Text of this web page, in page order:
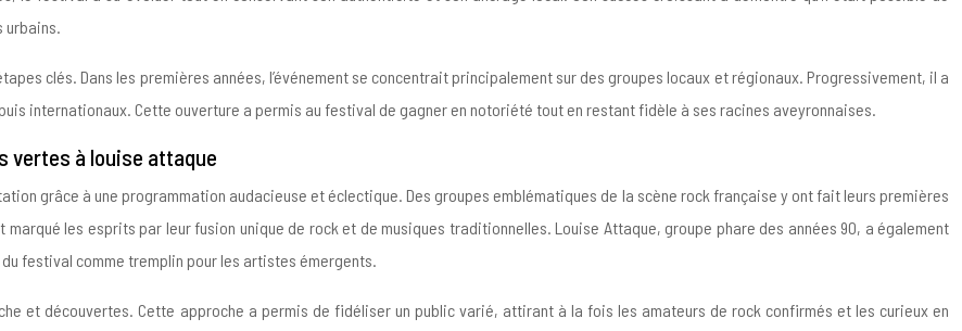
urbains.
clés. Dans les premières années, l’événement se concentrait principalement sur des groupes locaux et régionaux. Progressivement, il a
internationaux. Cette ouverture a permis au festival de gagner en notoriété tout en restant fidèle à ses racines aveyronnaises.
vertes à louise attaque
grâce à une programmation audacieuse et éclectique. Des groupes emblématiques de la scène rock française y ont fait leurs premières
les esprits par leur fusion unique de rock et de musiques traditionnelles. Louise Attaque, groupe phare des années 90, a également
festival comme tremplin pour les artistes émergents.
et découvertes. Cette approche a permis de fidéliser un public varié, attirant à la fois les amateurs de rock confirmés et les curieux en